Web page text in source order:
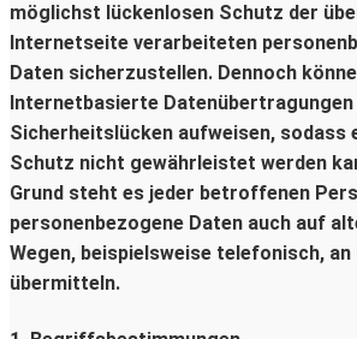
möglichst lückenlosen Schutz der
Internetseite verarbeiteten
Daten sicherzustellen. Dennoch
Internetbasierte
Sicherheitslücken aufweisen, sodass
Schutz nicht gewährleistet werden
Grund steht es jeder betroffenen
personenbezogene Daten auch auf
Wegen, beispielsweise telefonisch, an
übermitteln.